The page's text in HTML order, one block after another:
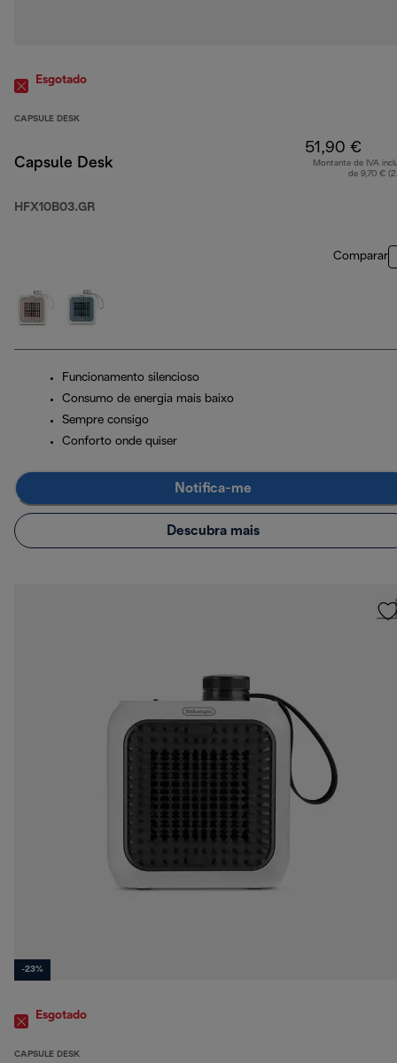
Esgotado
CAPSULE DESK
Capsule Desk
HFX10B03.GR
51,90 €
Montante de IVA
de 9,70 €
Comparar
Funcionamento silencioso
Consumo de energia mais baixo
Sempre consigo
Conforto onde quiser
Notifica-me
Descubra mais
-23%
Esgotado
CAPSULE DESK